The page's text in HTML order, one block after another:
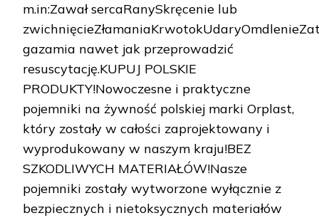
m.in:Zawał sercaRanySkręcenie lub
gazamia nawet jak przeprowadzić
resuscytację.KUPUJ POLSKIE
PRODUKTY!Nowoczesne i praktyczne
pojemniki na żywność polskiej marki Orplast,
który zostały w całości zaprojektowany i
wyprodukowany w naszym kraju!BEZ
SZKODLIWYCH MATERIAŁÓW!Nasze
pojemniki zostały wytworzone wyłącznie z
bezpiecznych i nietoksycznych materiałów